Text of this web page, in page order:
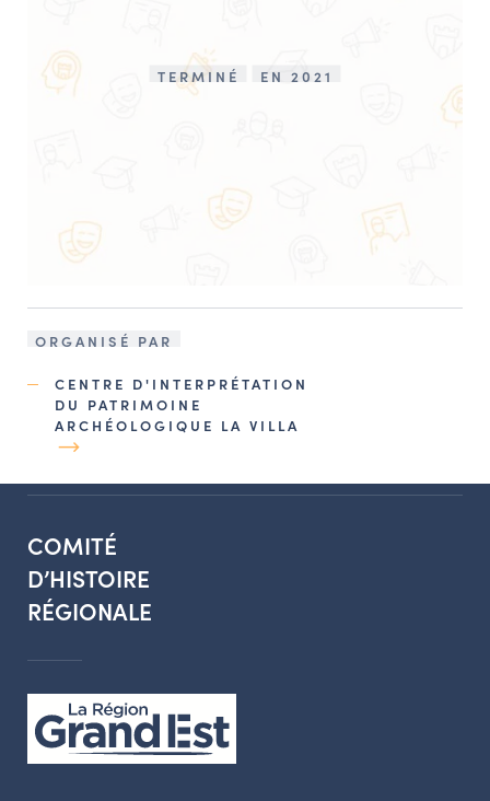
TERMINÉ EN 2021
ORGANISÉ PAR
CENTRE D'INTERPRÉTATION
DU PATRIMOINE
ARCHÉOLOGIQUE LA VILLA
COMITÉ
D’HISTOIRE
RÉGIONALE